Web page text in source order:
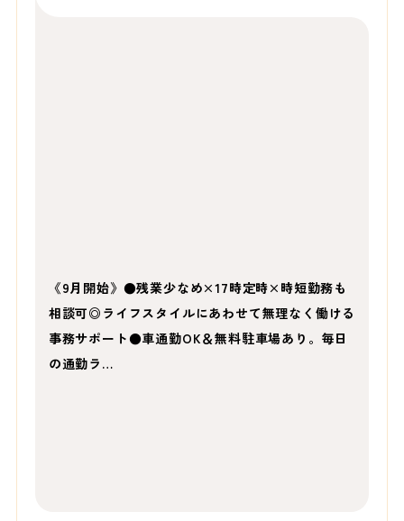
《9月開始》●残業少なめ×17時定時×時短勤務も
相談可◎ライフスタイルにあわせて無理なく働ける
事務サポート●車通勤OK＆無料駐車場あり。毎日
の通勤ラ…